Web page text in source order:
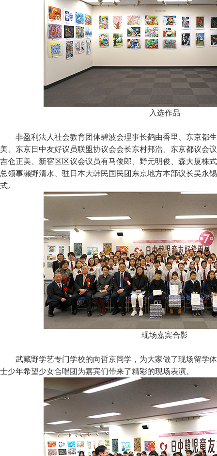
入选作品
非盈利法人社会教育团体碧波会理事长鹤由香里、东京都
美、东京日中友好议员联盟协议会会长东村邦浩、东京都议会
吉仓正美、新宿区区议会议员有马俊郎、野元明俊、森大厦株
总领事濑野清水、驻日本大韩民国民团东京地方本部议长吴永
式。
现场嘉宾合影
武藏野学艺专门学校的向哲京同学，为大家做了现场留学
士少年希望少女合唱团为嘉宾们带来了精彩的现场表演。